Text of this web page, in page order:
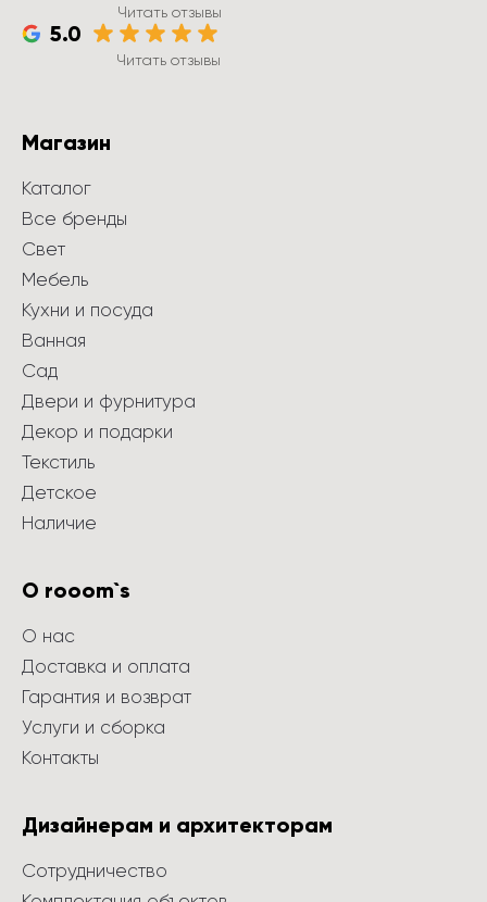
Читать отзывы
5.0
Читать отзывы
Магазин
Каталог
Все бренды
Свет
Мебель
Кухни и посуда
Ванная
Сад
Двери и фурнитура
Декор и подарки
Текстиль
Детское
Наличие
О rooom`s
О нас
Доставка и оплата
Гарантия и возврат
Услуги и сборка
Контакты
Дизайнерам и архитекторам
Сотрудничество